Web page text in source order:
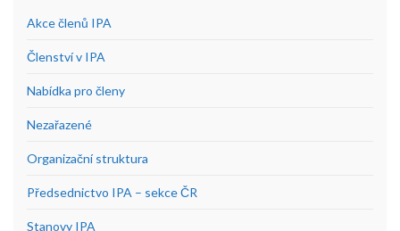
Akce členů IPA
Členství v IPA
Nabídka pro členy
Nezařazené
Organizační struktura
Předsednictvo IPA – sekce ČR
Stanovy IPA